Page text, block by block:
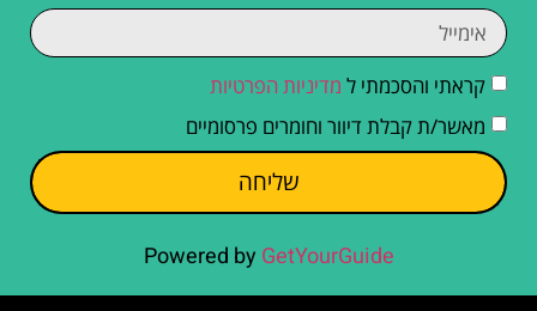
קראתי והסכמתי ל מדיניות הפרטיות
מאשר/ת קבלת דיוור וחומרים פרסומיים
שליחה
Powered by GetYourGuide